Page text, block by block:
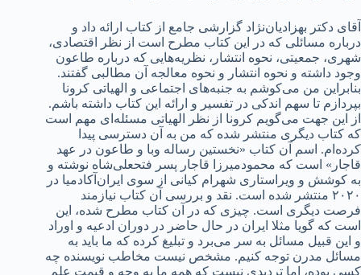
آقای دکتر بهزادیان‌نژاد گزارشی جامع از کتاب ارائه داد و
درباره مسائلی که در این کتاب مطرح است از نظر اقتصادی،
شهری، جمعیتی، نحوه انتشار، نظریه‌هایی که درباره طاعون
وجود داشته و نحوه انتشار و نحوه معالجه آن مطالبی گفتند.
بنابراین من می‌کوشم به جنبه‌های اجتماعی و الهیاتی کرونا
بپردازم تا سهم اندکی در تفسیر و ارائه این کتاب داشته باشم.
از این جهت می‌گویم کرونا از نظر الهیاتی مسئله‌ای مهم است
که کتاب دیگری منتشر شده که من به آن دسترسی پیدا
کرده‌ام. اسم آن کتاب «نخستین رساله وبا و طاعون در عهد
قاجار» است که محمود‌میرزا قاجار پسر فتحعلی‌شاه نوشته و
به کوشش و ویراستاری شهرام کیانی از سوی ایران‌آکادمیا در
۲۰۲۰ منتشر شده است. نقد و بررسی آن کتاب نیازمند
فرصت دیگری است. چیزی که در آن کتاب مطرح شده، این
است که گویا مثلا ایران در حال حاضر در دوران ادعیه و اوراد
و این قبیل مسائل به سر می‌برد و تبلیغ کرده که ما باید به
مسائل مدرن توجه کنیم. مشخص نیست مخاطب نویسنده چه
کسی بوده، اما تردیدی نیست که همه ما به وجه و قیمت علم